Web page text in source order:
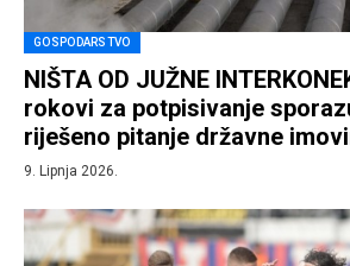
GOSPODARSTVO
NIŠTA OD JUŽNE
rokovi za potpisivanje
riješeno pitanje državne
9. Lipnja 2026.